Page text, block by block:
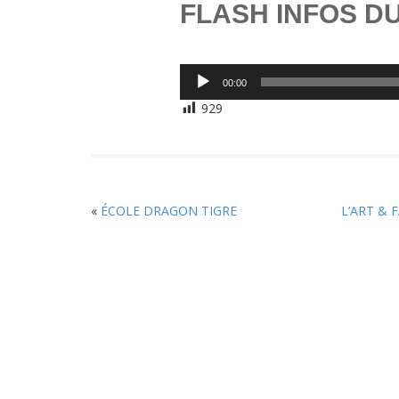
FLASH INFOS
Lecteur
audio
00:00
929
« ÉCOLE DRAGON TIGRE L’ART &